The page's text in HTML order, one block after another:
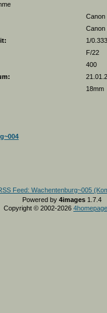
Canon
Canon
1/
F/22
400
18mm
Powered by 4images 1.7.4
Copyright © 2002-2026